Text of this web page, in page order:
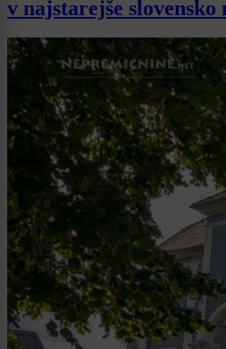
v najstarejše slovensko